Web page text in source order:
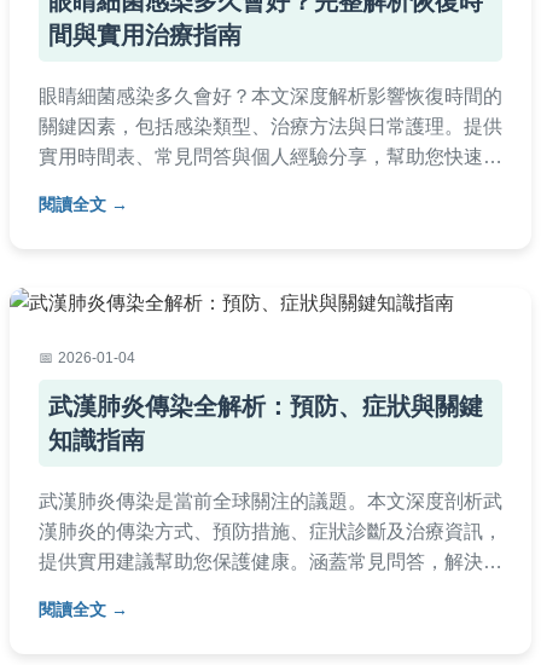
間與實用治療指南
眼睛細菌感染多久會好？本文深度解析影響恢復時間的
關鍵因素，包括感染類型、治療方法與日常護理。提供
實用時間表、常見問答與個人經驗分享，幫助您快速掌
閱讀全文
2026-01-04
武漢肺炎傳染全解析：預防、症狀與關鍵
知識指南
武漢肺炎傳染是當前全球關注的議題。本文深度剖析武
漢肺炎的傳染方式、預防措施、症狀診斷及治療資訊，
提供實用建議幫助您保護健康。涵蓋常見問答，解決所
閱讀全文